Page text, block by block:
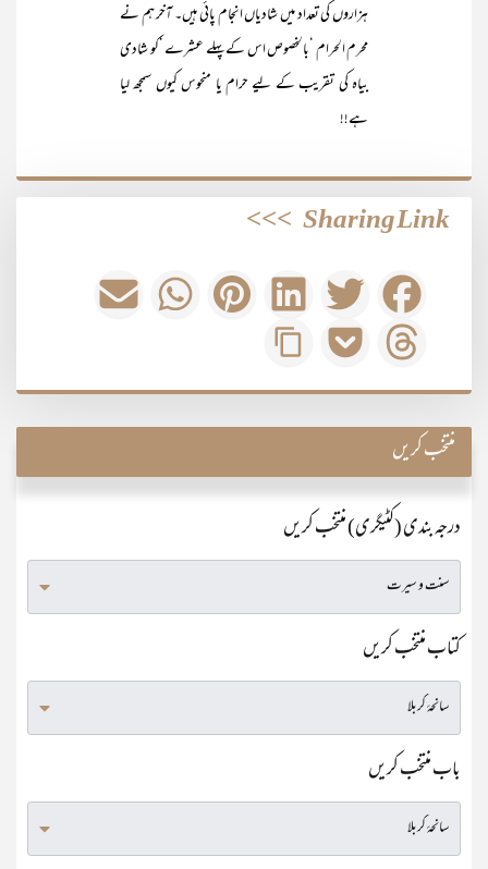
ہزاروں کی تعداد میں شادیاں انجام پائی ہیں۔ آخر ہم نے
محرم الحرام ‘بالخصوص اس کے پہلے عشرے ‘کو شادی
بیاہ کی تقریب کے لیے حرام یا منحوس کیوں سمجھ لیا
ہے!!
Sharing Link
>>>
منتخب کریں
درجہ بندی (کٹیگری) منتخب کریں
کتاب منتخب کریں
باب منتخب کریں